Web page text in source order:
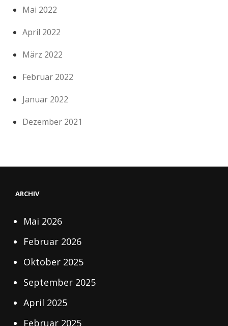
Mai 2022
April 2022
März 2022
Februar 2022
Januar 2022
Dezember 2021
ARCHIV
Mai 2026
Februar 2026
Oktober 2025
September 2025
April 2025
Februar 2025